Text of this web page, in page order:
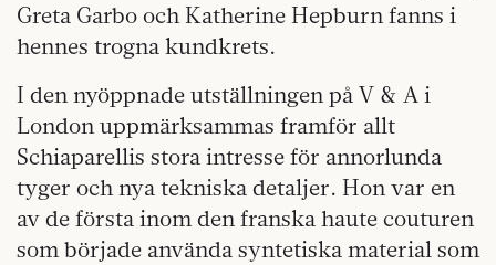
Greta Garbo och Katherine Hepburn fanns i
hennes trogna kundkrets.
I den nyöppnade utställningen på V & A i
London uppmärksammas framför allt
Schiaparellis stora intresse för annorlunda
tyger och nya tekniska detaljer. Hon var en
av de första inom den franska haute couturen
som började använda syntetiska material som